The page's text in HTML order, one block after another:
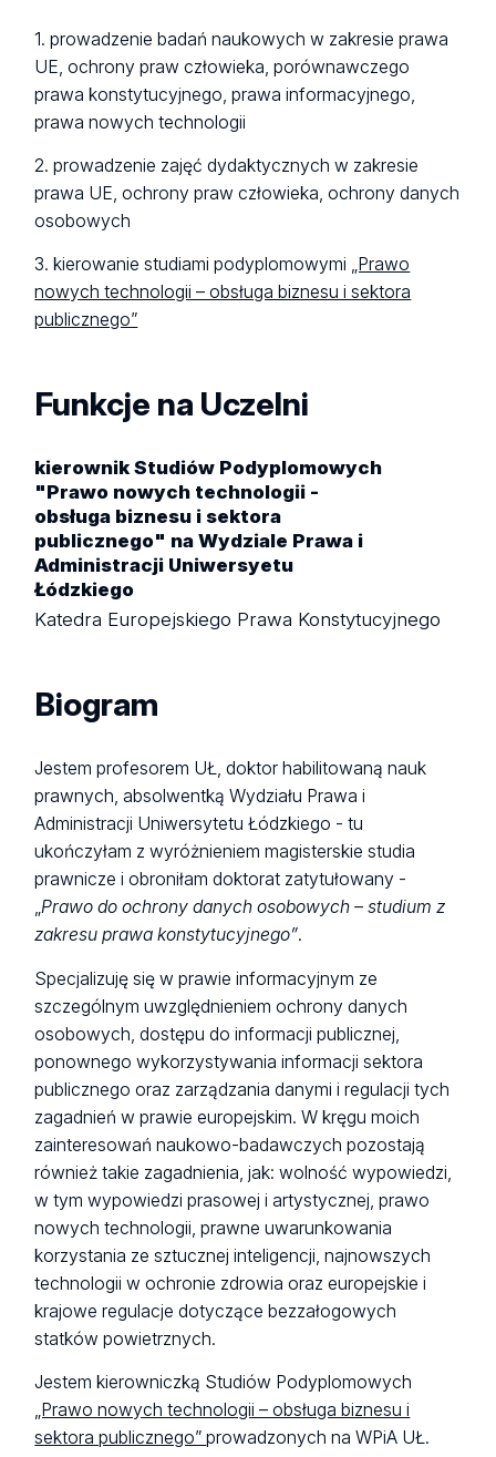
1. prowadzenie badań naukowych w zakresie prawa
UE, ochrony praw człowieka, porównawczego
prawa konstytucyjnego, prawa informacyjnego,
prawa nowych technologii
2. prowadzenie zajęć dydaktycznych w zakresie
prawa UE, ochrony praw człowieka, ochrony danych
osobowych
3. kierowanie studiami podyplomowymi „Prawo
nowych technologii – obsługa biznesu i sektora
publicznego”
Funkcje na Uczelni
kierownik Studiów Podyplomowych
"Prawo nowych technologii -
obsługa biznesu i sektora
publicznego" na Wydziale Prawa i
Administracji Uniwersyetu
Łódzkiego
Katedra Europejskiego Prawa Konstytucyjnego
Biogram
Jestem profesorem UŁ, doktor habilitowaną nauk
prawnych, absolwentką Wydziału Prawa i
Administracji Uniwersytetu Łódzkiego - tu
ukończyłam z wyróżnieniem magisterskie studia
prawnicze i obroniłam doktorat zatytułowany -
„Prawo do ochrony danych osobowych – studium z
zakresu prawa konstytucyjnego”.
Specjalizuję się w prawie informacyjnym ze
szczególnym uwzględnieniem ochrony danych
osobowych, dostępu do informacji publicznej,
ponownego wykorzystywania informacji sektora
publicznego oraz zarządzania danymi i regulacji tych
zagadnień w prawie europejskim. W kręgu moich
zainteresowań naukowo-badawczych pozostają
również takie zagadnienia, jak: wolność wypowiedzi,
w tym wypowiedzi prasowej i artystycznej, prawo
nowych technologii, prawne uwarunkowania
korzystania ze sztucznej inteligencji, najnowszych
technologii w ochronie zdrowia oraz europejskie i
krajowe regulacje dotyczące bezzałogowych
statków powietrznych.
Jestem kierowniczką Studiów Podyplomowych
„Prawo nowych technologii – obsługa biznesu i
sektora publicznego”prowadzonych na WPiA UŁ.